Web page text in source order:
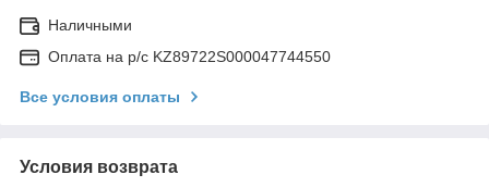
Наличными
Оплата на р/с KZ89722S000047744550
Все условия оплаты
Условия возврата